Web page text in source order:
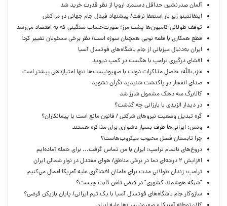
آلمان صدرنشین حداقل دستمزد اروپا از نظر قدرت خرید شد
اینفانتینو زیر بار استعفا نرفت/ پیشنهاد فینال جام جهانی در مراکش
توقف طولانی کامیون‌ها پشت مرز؛ صورت‌حساب سنگینی که به اقتصاد می‌رسد
قطع همکاری با قلعه نویی همچنان سوژه است/ نظر برخی مسئولان تغییر کرد!
ایران به‌دنبال میزبانی از جام باشگاه‌های فوتسال آسیا
افشای درگیری ترامپ با هگست در کمپ دیوید
حزب‌الله: حاصل مذاکرات دولت با صهیونیست‌ها تنها امتیازدهی‌ بیشتر است
صدای انفجار در پاکدشت شنیدید نگران نشوید
کالابرگ سه دهک مشمول شارژ شد
در دیدار الزیدی با بارزانی چه گذشت؟
گره تبدیل وضعیت نیروهای شرکتی / قانون مانع است یا پیمانکاران؟
ونس: ایرانی‌ها طرف بسیار دشواری برای مذاکره هستند
چرا تابستان فصل محبوب میکروب‌هاست؟
دروغ‌های ناتمام ترامپ: ایران با من تماس گرفت... برای حمله آماده‌ایم
افزایش ۲ درجه‌ای دما در برخی مناطق/ هوای معتدل در نوار شمالی ایران
ترامپ: زندان طولانی مدت برای عاملان افشاگری‌ علیه آمریکا اعمال می‌کنیم
"شبکه هوشمند کشوری" در قبض تلفن ثابت چیست؟
سازوکار جام باشگاه‌های فوتسال آسیا با یک تیم ایرانی/ پایان بازیکن قرضی؟